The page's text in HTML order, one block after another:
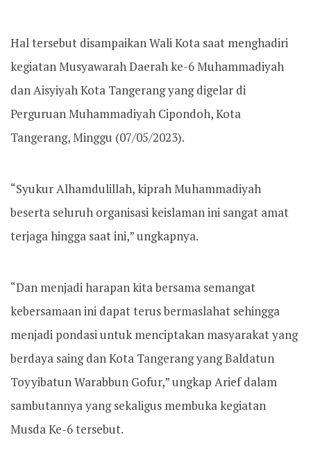
Hal tersebut disampaikan Wali Kota saat menghadiri
kegiatan Musyawarah Daerah ke-6 Muhammadiyah
dan Aisyiyah Kota Tangerang yang digelar di
Perguruan Muhammadiyah Cipondoh, Kota
Tangerang, Minggu (07/05/2023).
“Syukur Alhamdulillah, kiprah Muhammadiyah
beserta seluruh organisasi keislaman ini sangat amat
terjaga hingga saat ini,” ungkapnya.
“Dan menjadi harapan kita bersama semangat
kebersamaan ini dapat terus bermaslahat sehingga
menjadi pondasi untuk menciptakan masyarakat yang
berdaya saing dan Kota Tangerang yang Baldatun
Toyyibatun Warabbun Gofur,” ungkap Arief dalam
sambutannya yang sekaligus membuka kegiatan
Musda Ke-6 tersebut.